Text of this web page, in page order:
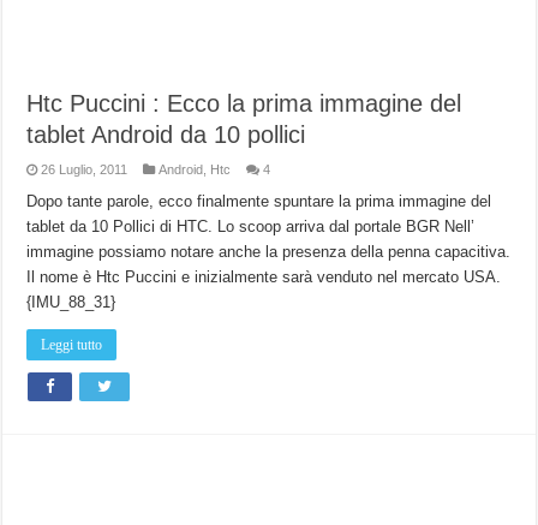
Htc Puccini : Ecco la prima immagine del
tablet Android da 10 pollici
26 Luglio, 2011 Android Htc 4
Dopo tante parole, ecco finalmente spuntare la prima immagine del
tablet da 10 Pollici di HTC. Lo scoop arriva dal portale BGR Nell’
immagine possiamo notare anche la presenza della penna capacitiva.
Il nome è Htc Puccini e inizialmente sarà venduto nel mercato USA.
{IMU_88_31}
Leggi tutto